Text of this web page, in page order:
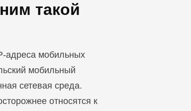
такой
адреса мобильных
мобильный
сетевая среда.
относятся к